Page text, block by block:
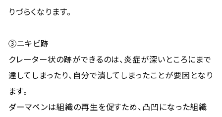
りづらくなります。
③ニキビ跡
クレーター状の跡ができるのは、炎症が深いところにまで
達してしまったり、自分で潰してしまったことが要因となり
ます。
ダーマペンは組織の再生を促すため、凸凹になった組織